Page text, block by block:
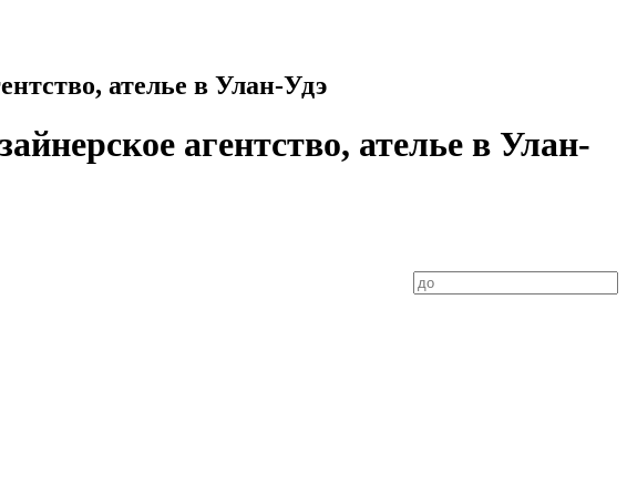
ателье в Улан-Удэ
агентство, ателье в Улан-